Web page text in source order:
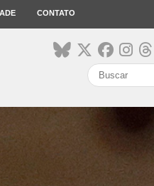
CONTATO